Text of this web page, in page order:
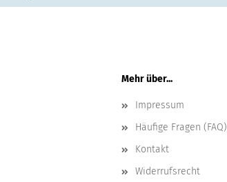
Mehr über...
Impressum
Häufige Fragen (FAQ)
Kontakt
Widerrufsrecht